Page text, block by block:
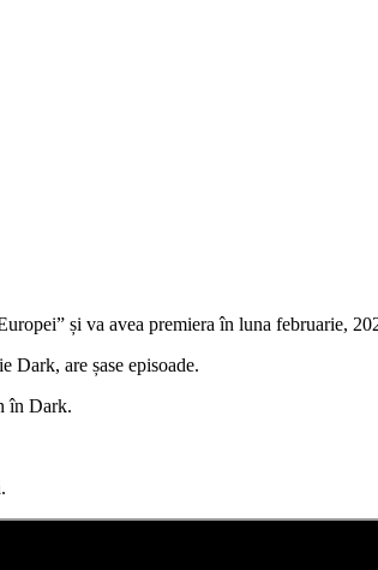
și va avea premiera în luna februarie,
Dark, are șase episoade.
în Dark.